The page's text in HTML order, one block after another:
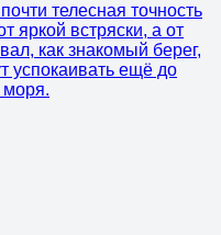
телесная точность
яркой встряски, а от
как знакомый берег,
успокаивать ещё до
моря.